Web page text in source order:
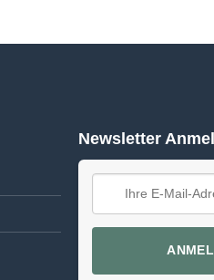
Newsletter